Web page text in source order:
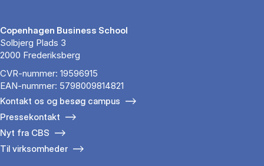
Copenhagen Business School
Solbjerg Plads 3
2000 Frederiksberg
CVR-nummer: 19596915
EAN-nummer: 5798009814821
Kontakt os og besøg campus
Pressekontakt
Nyt fra CBS
Til virksomheder